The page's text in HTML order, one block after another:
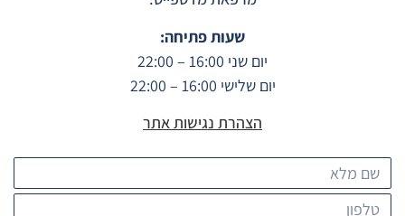
שעות פתיחה:
יום שני 16:00 – 22:00
יום שלישי 16:00 – 22:00
הצהרת נגישות אתר